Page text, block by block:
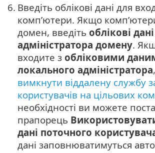
6. Введіть облікові дані для
комп’ютери. Якщо
домен, введіть облікові дані
адміністратора домену.
входите з обліковими
локального адміністратора
вимкнути віддалену службу
користувачів на цільових
необхідності ви можете
прапорець
дані поточного
дані заповнюватимуться